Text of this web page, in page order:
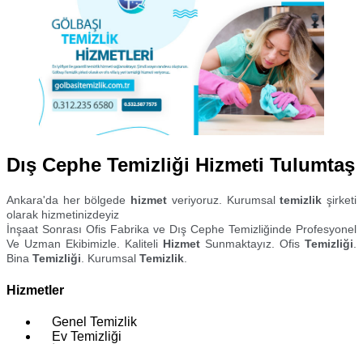
Dış Cephe Temizliği Hizmeti Tulumtaş
Ankara'da her bölgede hizmet veriyoruz. Kurumsaltemizlik şirketi
olarak hizmetinizdeyiz
İnşaat Sonrası Ofis Fabrika ve Dış Cephe Temizliğinde Profesyonel
Ve Uzman Ekibimizle. Kaliteli Hizmet Sunmaktayız. Ofis Temizliği.
Bina Temizliği. Kurumsal Temizlik.
Hizmetler
Genel Temizlik
Ev Temizliği